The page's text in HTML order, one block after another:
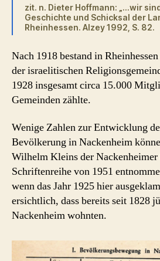
zit. n. Dieter Hoffmann: „…wir
Geschichte und Schicksal der
Rheinhessen. Alzey 1992, S. 82.
Nach 1918 bestand in
der israelitischen
1928 insgesamt circa 15.000
Gemeinden zählte.
Wenige Zahlen zur Entwicklung
Bevölkerung in Nackenheim
Wilhelm Kleins der
Schriftenreihe von 1951
wenn das Jahr 1925 hier
ersichtlich, dass bereits seit 1828
Nackenheim wohnten.